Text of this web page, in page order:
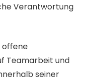
Verantwortung
offene
Teamarbeit und
seiner